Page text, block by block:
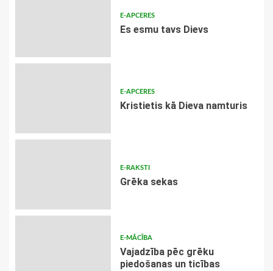
E-APCERES
Es esmu tavs Dievs
E-APCERES
Kristietis kā Dieva namturis
E-RAKSTI
Grēka sekas
E-MĀCĪBA
Vajadzība pēc grēku
piedošanas un ticības